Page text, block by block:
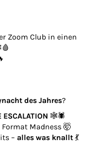
Zoom Club in einen
des Jahres?
ESCALATION 🕸️🕷️
Format Madness 🤯
– alles was knallt 💃